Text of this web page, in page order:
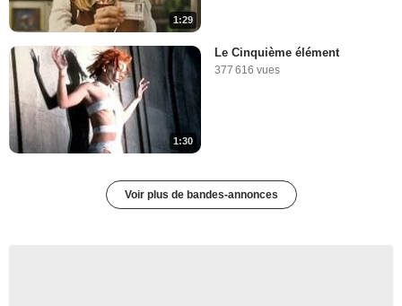
1:29
1:30
Le Cinquième élément
377 616 vues
Voir plus de bandes-annonces